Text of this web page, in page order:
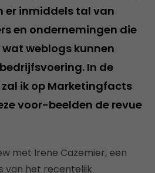
er inmiddels tal van
en ondernemingen die
weblogs kunnen
In de
ik op Marketingfacts
voor-beelden de revue
met Irene Cazemier, een
van het recentelijk